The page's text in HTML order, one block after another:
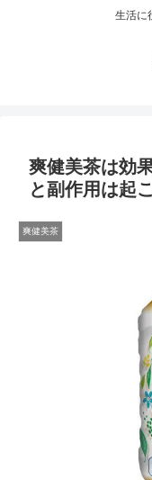
生活に
爽健美茶は効
と副作用は起
爽健美茶